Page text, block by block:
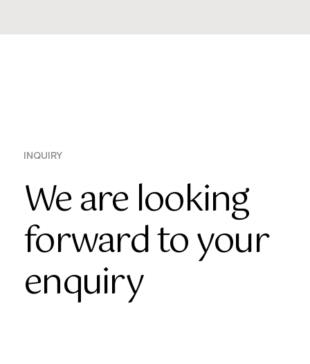
INQUIRY
We are looking
forward to your
enquiry